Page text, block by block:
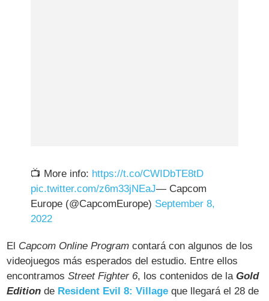
📺 More info: https://t.co/CWIDbTE8tD
pic.twitter.com/z6m33jNEaJ— Capcom
Europe (@CapcomEurope) September 8,
2022
El Capcom Online Program contará con algunos de los
videojuegos más esperados del estudio. Entre ellos
encontramosStreet Fighter 6, los contenidos de laGold
Edition de Resident Evil 8: Village que llegará el 28 de